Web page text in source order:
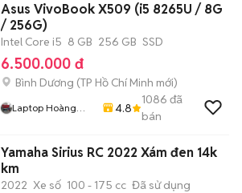
Asus VivoBook X509 (i5 8265U / 8G
/ 256G)
Intel Core i5 8 GB 256 GB SSD
6.500.000 đ
Bình Dương (TP Hồ Chí Minh mới)
Laptop Hoàng
4.8
1086 đã
bán
Yamaha Sirius RC 2022 Xám đen 14k
km
2022 Xe số 100 - 175 cc Đã sử dụng